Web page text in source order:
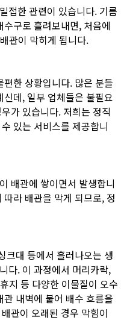
접한 관련이 있습니다. 기름
구로 흘려보내면, 처음에
관이 막히게 됩니다.
한 상황입니다. 많은 분들
데, 일부 업체들은 불필요
가 있습니다. 저희는 정직
있는 서비스를 제공합니
배관에 쌓이면서 발생합니
라 배관을 막게 되므로, 정
크대 등에서 흘러나오는 생
다. 이 과정에서 머리카락,
지 등 다양한 이물질이 오수
내벽에 붙어 배수 흐름을
관이 오래된 경우 막힘이